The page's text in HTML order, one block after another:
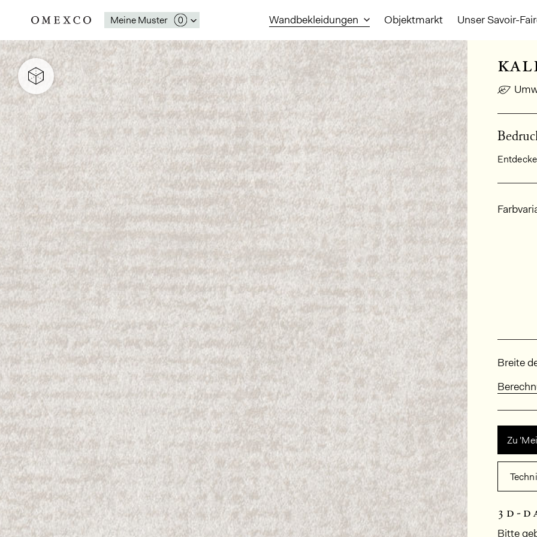
Meine Muster Wandbekleidungen Objektmarkt Unser Savoir-
Breite
Zu
3d-
Bitte